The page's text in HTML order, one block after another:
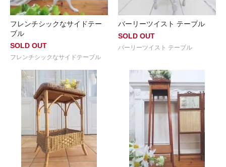
フレンチシックなサイドテー
ブル
SOLD OUT
フレンチシックなサイドテーブル
バーリーツイスト テーブル
SOLD OUT
バーリーツイスト テーブル